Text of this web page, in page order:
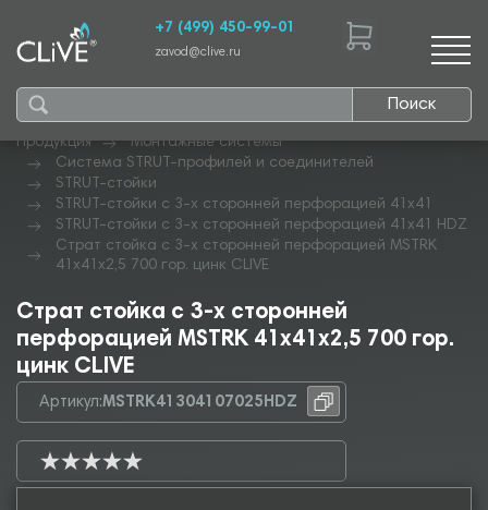
Поиск
+7 (499) 450-99-01
zavod@clive.ru
Продукция
Монтажные системы
Система STRUT-профилей и соединителей
STRUT-стойки
STRUT-стойки с 3-х сторонней перфорацией 41х41
STRUT-стойки с 3-х сторонней перфорацией 41х41 HDZ
Страт стойка с 3-х сторонней перфорацией MSTRK
41х41х2,5 700 гор. цинк CLIVE
Страт стойка с 3-х сторонней
перфорацией MSTRK 41х41х2,5 700 гор.
цинк CLIVE
Артикул:MSTRK41304107025HDZ